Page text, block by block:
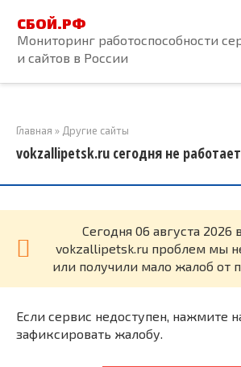
контенту
СБОЙ.РФ
Мониторинг работоспособности
и сайтов в России
Главная » Другие сайты
vokzallipetsk.ru сегодня не
Cегодня 06 августа 2026
vokzallipetsk.ru проблем мы
или получили мало жалоб от
Если сервис недоступен, нажмите
зафиксировать жалобу.